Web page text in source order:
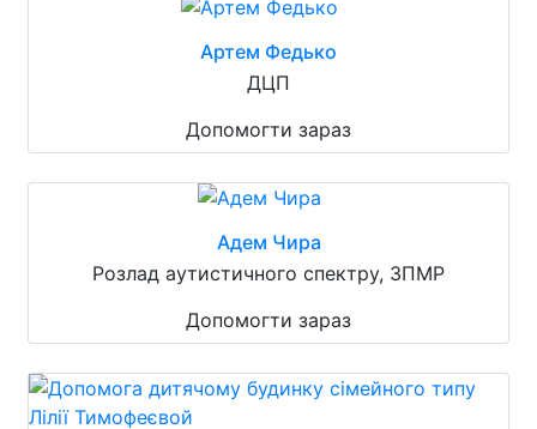
Артем Федько
ДЦП
Допомогти зараз
Адем Чира
Розлад аутистичного спектру, ЗПМР
Допомогти зараз